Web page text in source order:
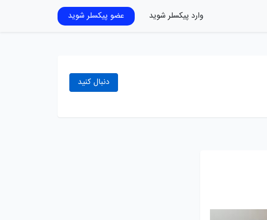
وارد پیکسلر شوید عضو پیکسلر شوید
دنبال کنید